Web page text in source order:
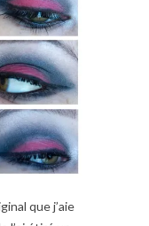
que j’aie